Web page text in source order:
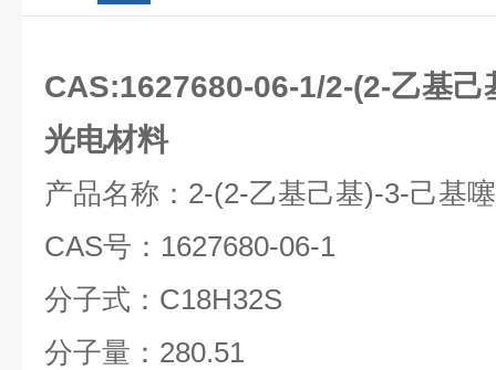
CAS:1627680-06-1/2-(2-乙基己
光电材料
产品名称： 2-(2-乙基己基)-3-己基
CAS号： 1627680-06-1
分子式： C18H32S
分子量： 280.51